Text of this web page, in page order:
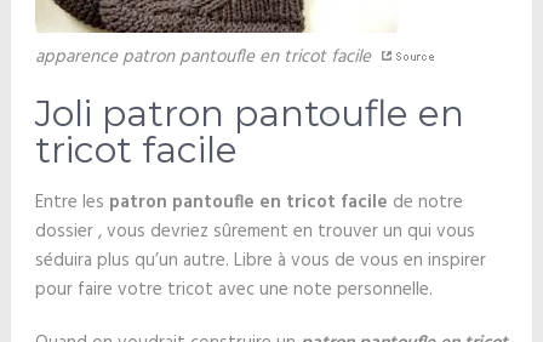
apparence patron pantoufle en tricot facile
Joli patron pantoufle en
tricot facile
Entre les patron pantoufle en tricot facile de notre
dossier , vous devriez sûrement en trouver un qui vous
séduira plus qu’un autre. Libre à vous de vous en inspirer
pour faire votre tricot avec une note personnelle.